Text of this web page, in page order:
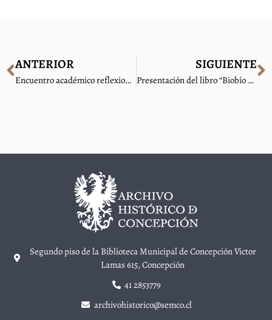
ANTERIOR
Encuentro académico reflexionó la importancia del cementerio como un espacio para la investigación
SIGUIENTE
Presentación del libro “Biobío y Ñuble. Bibliografía Histórica Regional”
Segundo piso de la Biblioteca Municipal de Concepción Victor
Lamas 615, Concepción
41 2853779
archivohistorico@semco.cl